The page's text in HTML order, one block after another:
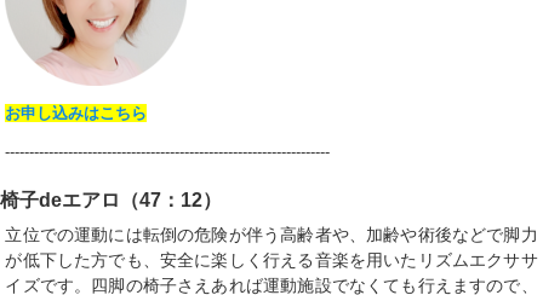
お申し込みはこちら
-------------------------------------------------------------------
椅子deエアロ（47：12）
立位での運動には転倒の危険が伴う高齢者や、加齢や術後などで脚力
が低下した方でも、安全に楽しく行える音楽を用いたリズムエクササ
イズです。四脚の椅子さえあれば運動施設でなくても行えますので、